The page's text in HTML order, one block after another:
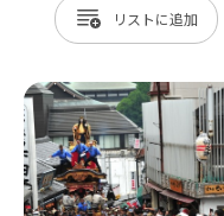
リスト